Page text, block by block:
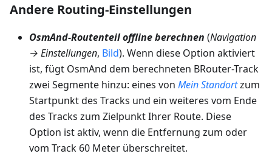
Andere Routing-Einstellungen
OsmAnd-Routenteil offline berechnen (Navigation
→ Einstellungen, Bild). Wenn diese Option aktiviert
ist, fügt OsmAnd dem berechneten BRouter-Track
zwei Segmente hinzu: eines von Mein Standortzum
Startpunkt des Tracks und ein weiteres vom Ende
des Tracks zum Zielpunkt Ihrer Route. Diese
Option ist aktiv, wenn die Entfernung zum oder
vom Track 60 Meter überschreitet.